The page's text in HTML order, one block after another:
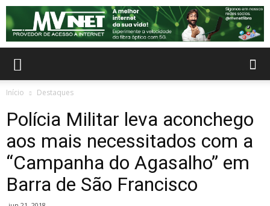
Início Destaques
Polícia Militar leva aconchego
aos mais necessitados com a
“Campanha do Agasalho” em
Barra de São Francisco